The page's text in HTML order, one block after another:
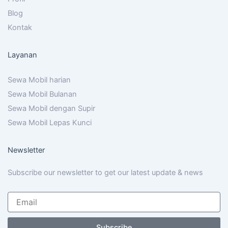
Blog
Kontak
Layanan
Sewa Mobil harian
Sewa Mobil Bulanan
Sewa Mobil dengan Supir
Sewa Mobil Lepas Kunci
Newsletter
Subscribe our newsletter to get our latest update & news